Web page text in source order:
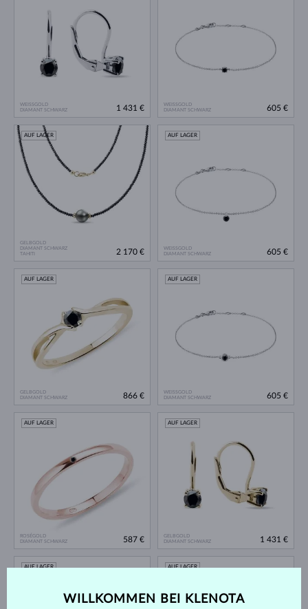
WEISSGOLD
DIAMANT SCHWARZ
1 431 €
WEISSGOLD
DIAMANT SCHWARZ
605 €
GELBGOLD
DIAMANT SCHWARZ
TAHITI
AUF LAGER
2 170 €
WEISSGOLD
DIAMANT SCHWARZ
AUF LAGER
605 €
GELBGOLD
DIAMANT SCHWARZ
AUF LAGER
866 €
WEISSGOLD
DIAMANT SCHWARZ
AUF LAGER
605 €
ROSÉGOLD
DIAMANT SCHWARZ
AUF LAGER
587 €
GELBGOLD
DIAMANT SCHWARZ
AUF LAGER
1 431 €
AUF LAGER AUF LAGER
WILLKOMMEN BEI KLENOTA